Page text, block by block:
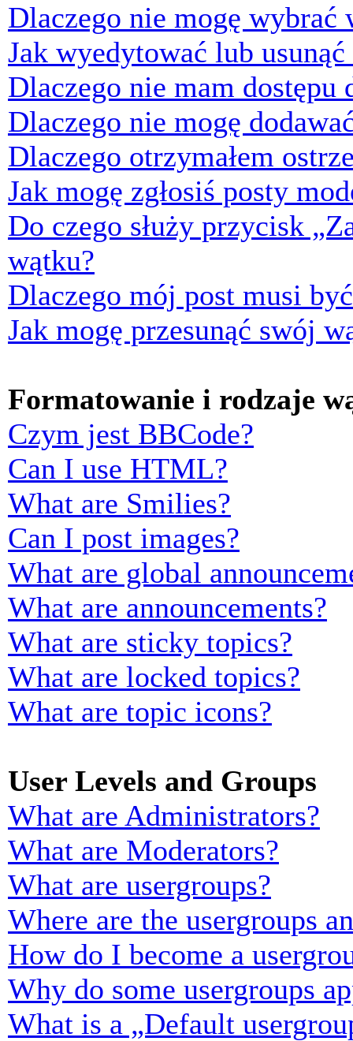
Dlaczego nie mogę wybrać
Jak wyedytować lub usunąć
Dlaczego nie mam dostępu
Dlaczego nie mogę
Dlaczego otrzymałem
Jak mogę zgłosiś posty
Do czego służy przycisk
wątku?
Dlaczego mój post musi
Jak mogę przesunąć swój
Formatowanie i rodzaje
Czym jest BBCode?
Can I use HTML?
What are Smilies?
Can I post images?
What are global
What are announcements?
What are sticky topics?
What are locked topics?
What are topic icons?
User Levels and Groups
What are Administrators?
What are Moderators?
What are usergroups?
Where are the usergroups
How do I become a
Why do some usergroups
What is a „Default